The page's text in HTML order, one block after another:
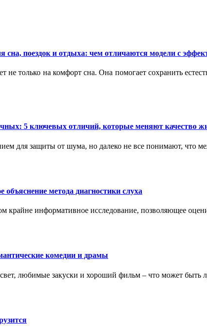
поездок и отдыха: чем отличаются модели с
не только на комфорт сна. Она помогает сохранить
5 ключевых отличий, которые меняют качество
для защиты от шума, но далеко не все понимают, что
объяснение метода диагностики слуха
крайне информативное исследование, позволяющее
комедии и драмы
любимые закуски и хороший фильм – что может быть